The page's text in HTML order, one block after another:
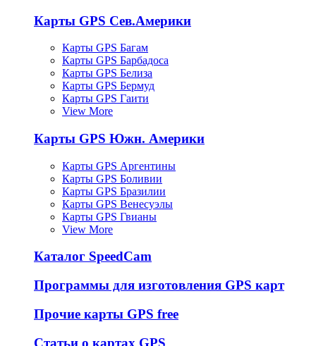
Карты GPS Сев.Америки
Карты GPS Багам
Карты GPS Барбадоса
Карты GPS Белиза
Карты GPS Бермуд
Карты GPS Гаити
View More
Карты GPS Южн. Америки
Карты GPS Аргентины
Карты GPS Боливии
Карты GPS Бразилии
Карты GPS Венесуэлы
Карты GPS Гвианы
View More
Каталог SpeedCam
Программы для изготовления GPS карт
Прочие карты GPS free
Статьи о картах GPS